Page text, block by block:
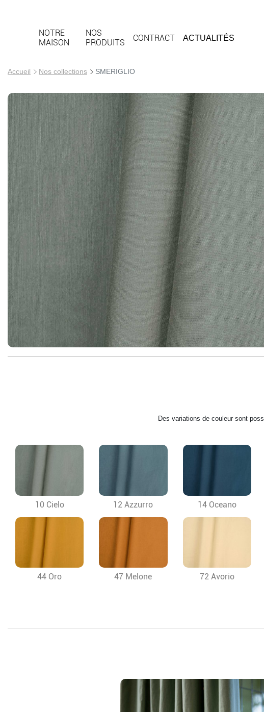
NOTRE
MAISON
NOS
PRODUITS
CONTRACT ACTUALITÉS
Accueil Nos collections SMERIGLIO
Des variations de couleur sont
10 Cielo 12 Azzurro 14 Oceano
44 Oro 47 Melone 72 Avorio